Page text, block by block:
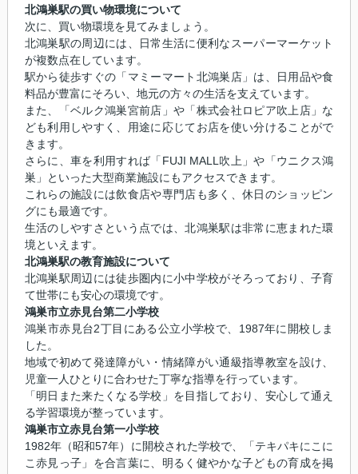
北鴻巣駅の買い物環境について
次に、買い物環境を見てみましょう。
北鴻巣駅の周辺には、日常生活に便利なスーパーマーケット
が複数点在しています。
駅から徒歩すぐの「マミーマート北鴻巣店」は、日用品や食
料品が豊富にそろい、地元の方々の生活を支えています。
また、「ベルク鴻巣宮前店」や「株式会社ロピア吹上店」な
ども利用しやすく、用途に応じてお店を使い分けることがで
きます。
さらに、車を利用すれば「FUJI MALL吹上」や「ウニクス鴻
巣」といった大型商業施設にもアクセスできます。
これらの施設には飲食店や専門店も多く、休日のショッピン
グにも最適です。
生活のしやすさという点では、北鴻巣駅は非常に恵まれた環
境といえます。
北鴻巣駅の教育施設について
北鴻巣駅周辺には徒歩圏内に小中学校がそろっており、子育
て世帯にも安心の環境です。
鴻巣市立赤見台第二小学校
鴻巣市赤見台2丁目にある公立小学校で、1987年に開校しま
した。
地域で初めて発達障がい・情緒障がい通級指導教室を設け、
児童一人ひとりに合わせた丁寧な指導を行っています。
「明日また来たくなる学校」を目指しており、安心して通え
る学習環境が整っています。
鴻巣市立赤見台第一小学校
1982年（昭和57年）に開校された学校で、「テキパキにこに
こ赤見っ子」を合言葉に、明るく健やかな子どもの育成を掲